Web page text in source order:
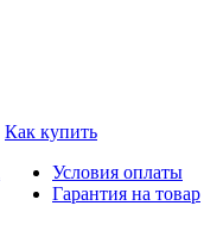
Как купить
Условия оплаты
Гарантия на товар